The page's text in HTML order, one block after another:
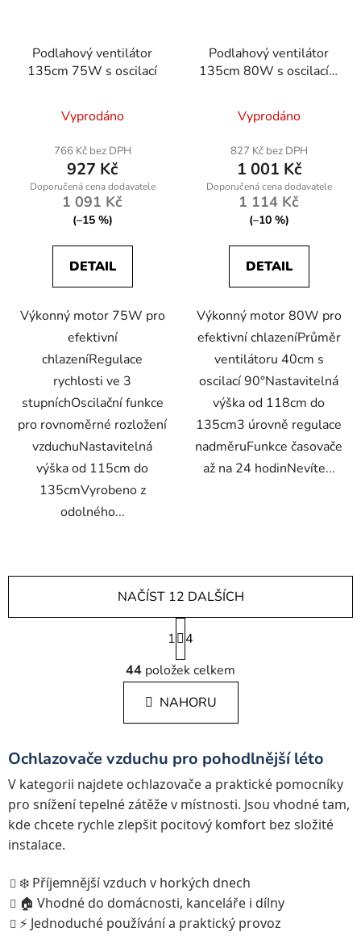
Podlahový ventilátor
135cm 75W s oscilací
Vyprodáno
766 Kč bez DPH
927 Kč
1 091 Kč
(–15 %)
DETAIL
Výkonný motor 75W pro
efektivní
chlazeníRegulace
rychlosti ve 3
stupníchOscilační funkce
pro rovnoměrné rozložení
vzduchuNastavitelná
výška od 115cm do
135cmVyrobeno z
odolného...
Podlahový ventilátor
135cm 80W s oscilací a
Vyprodáno
827 Kč bez DPH
1 001 Kč
1 114 Kč
(–10 %)
DETAIL
Výkonný motor 80W pro
efektivní chlazeníPrůměr
ventilátoru 40cm s
oscilací 90°Nastavitelná
výška od 118cm do
135cm3 úrovně regulace
nadměruFunkce časovače
až na 24 hodinNevíte...
O
v
l
á
d
c
í
p
r
v
v
ý
p
NAČÍST 12 DALŠÍCH
S
t
r
á
n
k
n
í
1 4
44 položek celkem
NAHORU
Ochlazovače vzduchu pro pohodlnější léto
V kategorii najdete ochlazovače a praktické pomocníky
pro snížení tepelné zátěže v místnosti. Jsou vhodné tam,
kde chcete rychle zlepšit pocitový komfort bez složité
instalace.
❄️ Příjemnější vzduch v horkých dnech
🏠 Vhodné do domácnosti, kanceláře i dílny
⚡ Jednoduché používání a praktický provoz